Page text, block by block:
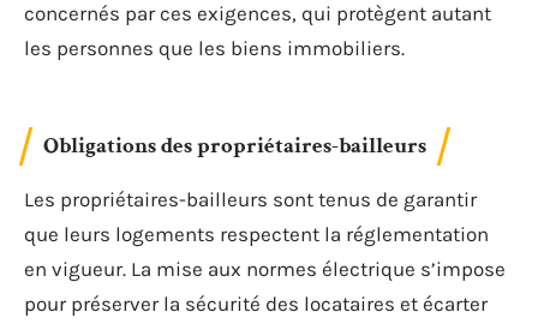
concernés par ces exigences, qui protègent autant
les personnes que les biens immobiliers.
Obligations des propriétaires-bailleurs
Les propriétaires-bailleurs sont tenus de garantir
que leurs logements respectent la réglementation
en vigueur. La mise aux normes électrique s’impose
pour préserver la sécurité des locataires et écarter